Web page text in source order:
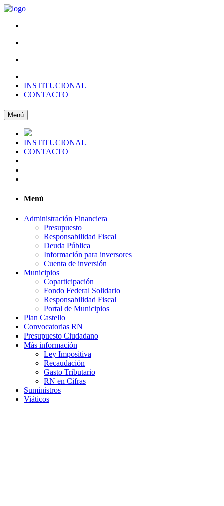
INSTITUCIONAL
CONTACTO
Menú
INSTITUCIONAL
CONTACTO
Menú
Administración Financiera
Presupuesto
Responsabilidad Fiscal
Deuda Pública
Información para inversores
Cuenta de inversión
Municipios
Coparticipación
Fondo Federal Solidario
Responsabilidad Fiscal
Portal de Municipios
Plan Castello
Convocatorias RN
Presupuesto Ciudadano
Más información
Ley Impositiva
Recaudación
Gasto Tributario
RN en Cifras
Suministros
Viáticos